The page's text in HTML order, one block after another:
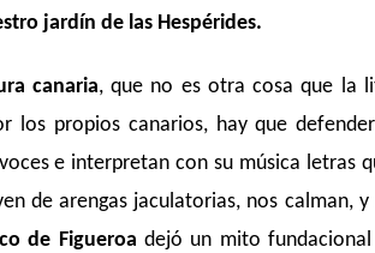
jardín de las Hespérides.
canaria, que no es otra cosa que la
los propios canarios, hay que
e interpretan con su música letras
de arengas jaculatorias, nos calman,
de Figueroa dejó un mito